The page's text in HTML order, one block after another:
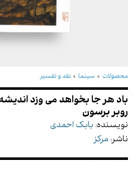
محصولات سینما نقد و تفسیر
باد هر جا بخواهد می
روبر برسون
نویسنده: بابک احمدی
ناشر: مرکز